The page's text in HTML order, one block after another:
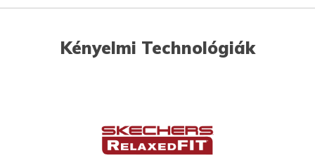
Kényelmi Technológiák